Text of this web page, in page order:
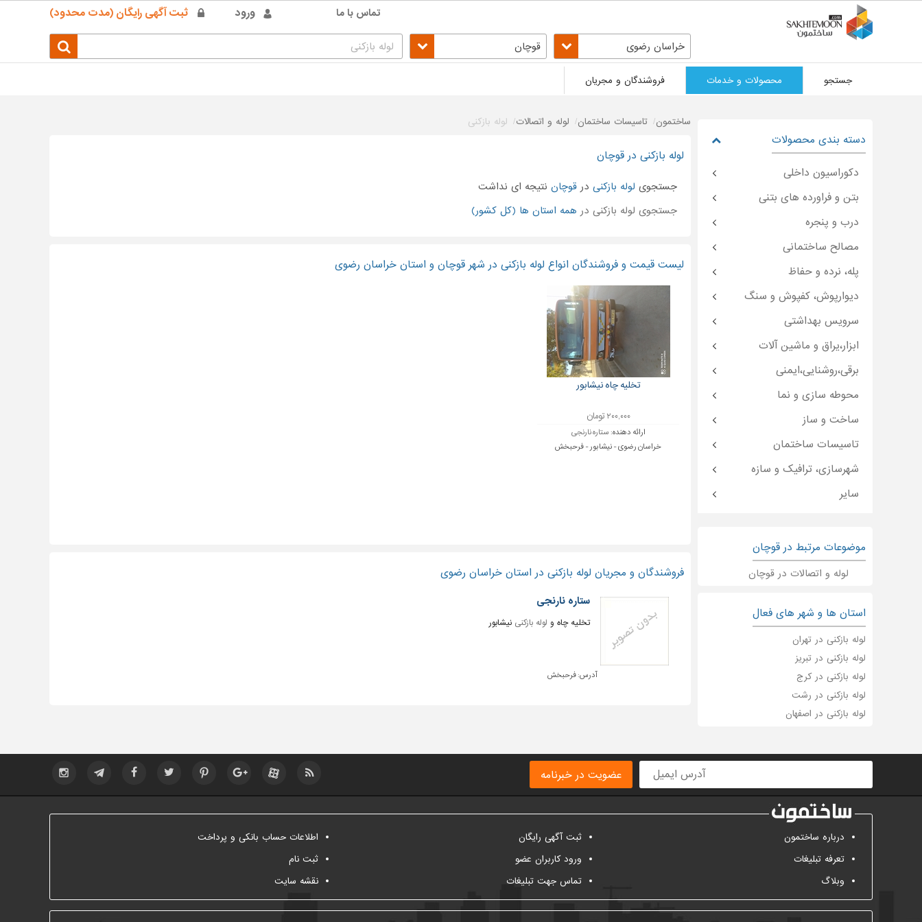
ورود ثبت آگهی رایگان (مدت محدود) تماس با ما
خراسان رضوی قوچان
جستجو محصولات و خدمات فروشندگان و مجریان
ساختمون تاسیسات ساختمان لوله و اتصالات لوله بازکنی
لوله بازکنی در قوچان
جستجوی لوله بازکنی در قوچان نتیجه ای نداشت
جستجوی لوله بازکنی در همه استان ها (کل کشور)
لیست قیمت و فروشندگان انواع لوله بازکنی در شهر قوچان و استان خراسان رضوی
تخلیه چاه نیشابور
۲۰۰,۰۰۰ تومان
ارائه دهنده: ستاره نارنجی
خراسان رضوی - نیشابور - فرحبخش
فروشندگان و مجریان لوله بازکنی در استان خراسان رضوی
ستاره نارنجی
تخلیه چاه و لوله بازکنی نیشابور
آدرس:فرحبخش
دسته بندی محصولات
دکوراسیون داخلی
بتن و فراورده های بتنی
درب و پنجره
مصالح ساختمانی
پله، نرده و حفاظ
دیوارپوش، کفپوش و سنگ
سرویس بهداشتی
ابزار،یراق و ماشین آلات
برقی،روشنایی،ایمنی
محوطه سازی و نما
ساخت و ساز
تاسیسات ساختمان
شهرسازی، ترافیک و سازه
سایر
موضوعات مرتبط در قوچان
لوله و اتصالات در قوچان
استان ها و شهر های فعال
لوله بازکنی در تهران
لوله بازکنی در تبریز
لوله بازکنی در کرج
لوله بازکنی در رشت
لوله بازکنی در اصفهان
عضویت در خبرنامه
درباره ساختمون
تعرفه تبلیغات
وبلاگ
ثبت آگهی رایگان
ورود کاربران عضو
تماس جهت تبلیغات
اطلاعات حساب بانکی و پرداخت
ثبت نام
نقشه سایت